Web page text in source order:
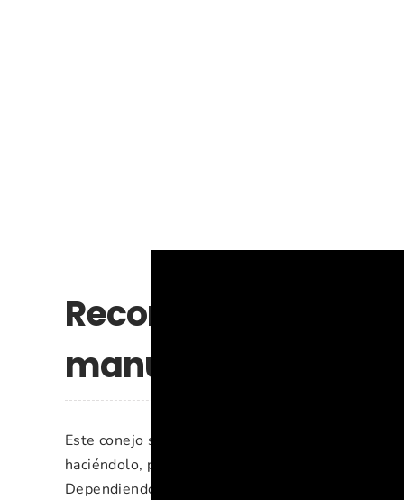
Recomendaciones
manualidad
Este conejo saltarín es una figura de origami
haciéndolo, posteriormente puedes jugar él. Por
Dependiendo de la edad necesitarán ayuda para